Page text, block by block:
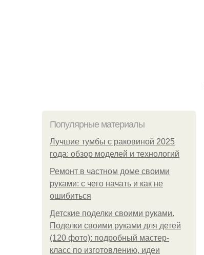
Популярные материалы
Лучшие тумбы с раковиной 2025
года: обзор моделей и технологий
Ремонт в частном доме своими
руками: с чего начать и как не
ошибиться
Детские поделки своими руками.
Поделки своими руками для детей
(120 фото): подробный мастер-
класс по изготовлению, идеи